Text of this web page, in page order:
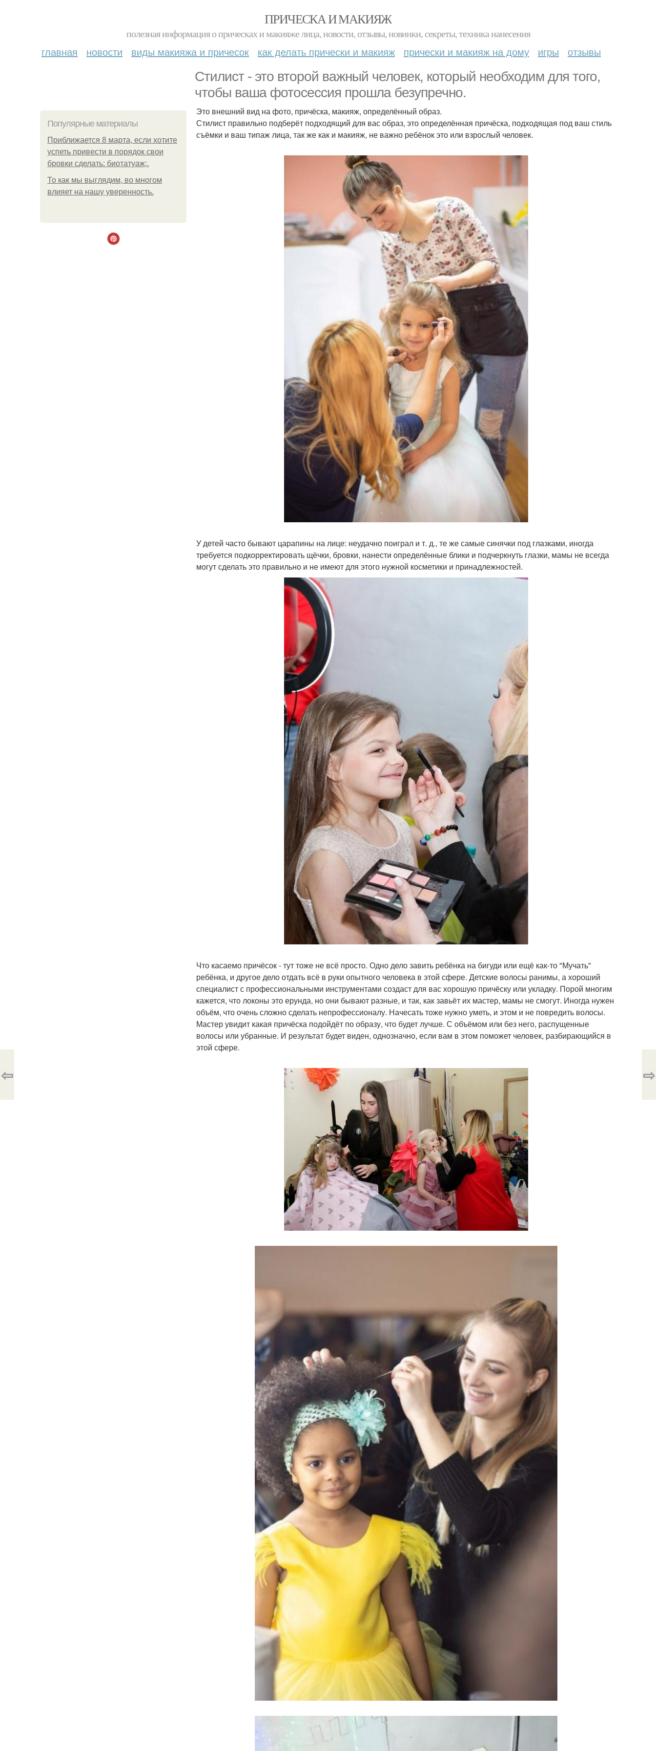
ПРИЧЕСКА И МАКИЯЖ
полезная информация о прическах и макияже лица, новости, отзывы, новинки, секреты, техника нанесения
главная новости виды макияжа и причесок как делать прически и макияж прически и макияж на дому игры отзывы
Стилист - это второй важный человек, который необходим для того,
чтобы ваша фотосессия прошла безупречно.
Популярные материалы
Приближается 8 марта, если хотите
успеть привести в порядок свои
бровки сделать: биотатуаж;.
То как мы выглядим, во многом
влияет на нашу уверенность.
Это внешний вид на фото, причёска, макияж, определённый образ.
Стилист правильно подберёт подходящий для вас образ, это определённая причёска, подходящая под ваш стиль
съёмки и ваш типаж лица, так же как и макияж, не важно ребёнок это или взрослый человек.
У детей часто бывают царапины на лице: неудачно поиграл и т. д., те же самые синячки под глазками, иногда
требуется подкорректировать щёчки, бровки, нанести определённые блики и подчеркнуть глазки, мамы не всегда
могут сделать это правильно и не имеют для этого нужной косметики и принадлежностей.
Что касаемо причёсок - тут тоже не всё просто. Одно дело завить ребёнка на бигуди или ещё как-то "Мучать"
ребёнка, и другое дело отдать всё в руки опытного человека в этой сфере. Детские волосы ранимы, а хороший
специалист с профессиональными инструментами создаст для вас хорошую причёску или укладку. Порой многим
кажется, что локоны это ерунда, но они бывают разные, и так, как завьёт их мастер, мамы не смогут. Иногда нужен
объём, что очень сложно сделать непрофессионалу. Начесать тоже нужно уметь, и этом и не повредить волосы.
Мастер увидит какая причёска подойдёт по образу, что будет лучше. С объёмом или без него, распущенные
волосы или убранные. И результат будет виден, однозначно, если вам в этом поможет человек, разбирающийся в
этой сфере.
⇦ ⇨